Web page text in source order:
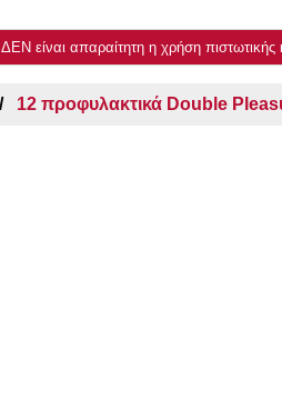
ΔΕΝ είναι απαραίτητη η χρήση
12 προφυλακτικά Double